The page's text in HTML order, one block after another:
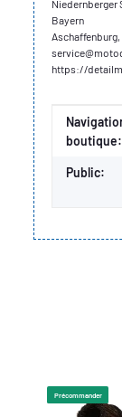
Niedernberger
Bayern
Aschaffenburg,
https://
Valeur
Fabricant
boutique:
Public:
Précommander